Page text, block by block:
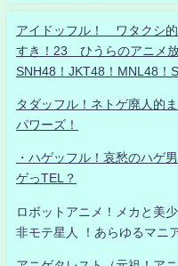
アイドッフル！ ワタクシ
すき！23 ひうらのアニメ
SNH48！JKT48！MNL48！
タダッフル！ネトゲ廃人的
パワーズ！
・ハゲッフル！哀愁のハゲ
ゲっTEL？
ロボットアニメ！メカと美
非モテ星人 ！あらゆるマニ